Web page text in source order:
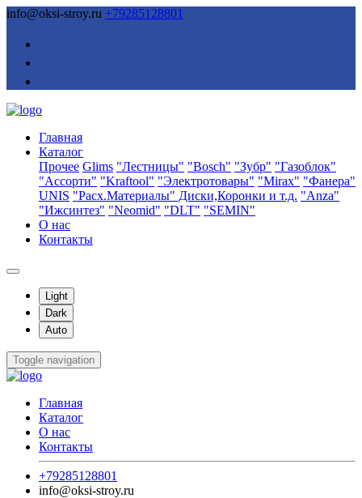
info@oksi-stroy.ru +79285128801
Главная
Каталог
Прочее Glims "Лестницы" "Bosch" "Зубр" "Газоблок"
"Ассорти" "Kraftool" "Электротовары" "Mirax" "Фанера"
UNIS "Расх.Материалы" Диски,Коронки и т.д. "Anza"
"Ижсинтез" "Neomid" "DLT" "SEMIN"
О нас
Контакты
Light
Dark
Auto
Toggle navigation
Главная
Каталог
О нас
Контакты
+79285128801
info@oksi-stroy.ru